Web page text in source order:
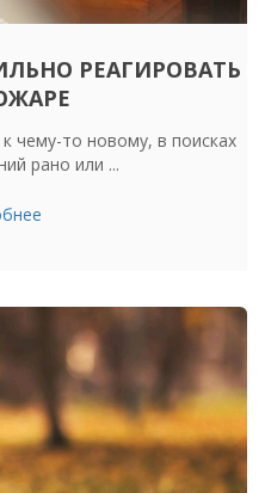
РЕАГИРОВАТЬ
чему-то новому, в поисках
рано или ...